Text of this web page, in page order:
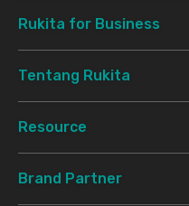
Rukita for Business
Tentang Rukita
Resource
Brand Partner